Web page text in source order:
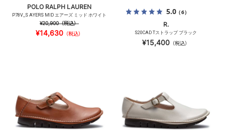
POLO RALPH LAUREN
P78V_S AYERS MID エアーズ ミッド ホワイト
¥20,900（税込）
¥14,630（税込）
5.0（6）
R.
S20CAD Tストラップ ブラック
¥15,400（税込）